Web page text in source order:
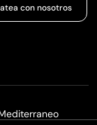
con nosotros